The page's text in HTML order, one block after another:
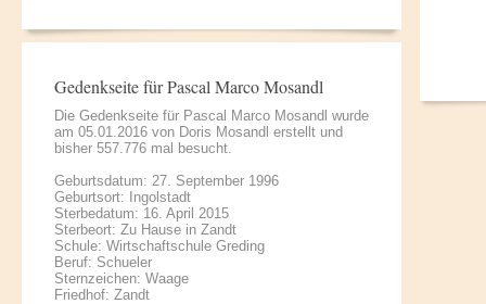
Gedenkseite für Pascal Marco Mosandl
Die Gedenkseite für Pascal Marco Mosandl wurde
am 05.01.2016 von Doris Mosandl erstellt und
bisher 557.776 mal besucht.
Geburtsdatum: 27. September 1996
Geburtsort: Ingolstadt
Sterbedatum: 16. April 2015
Sterbeort: Zu Hause in Zandt
Schule: Wirtschaftschule Greding
Beruf: Schueler
Sternzeichen: Waage
Friedhof: Zandt